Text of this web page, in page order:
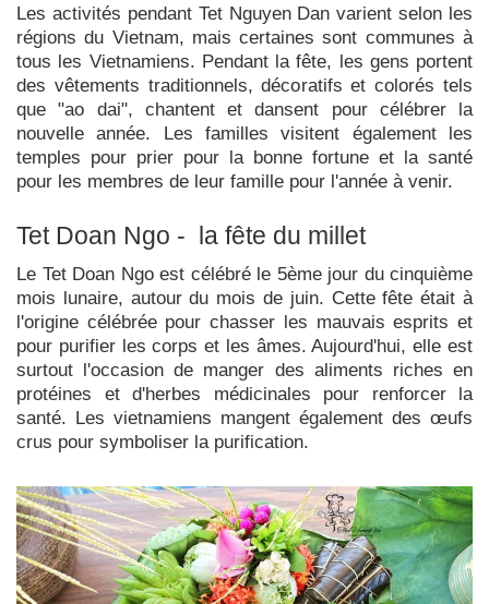
Les activités pendant Tet Nguyen Dan varient selon les
régions du Vietnam, mais certaines sont communes à
tous les Vietnamiens. Pendant la fête, les gens portent
des vêtements traditionnels, décoratifs et colorés tels
que "ao dai", chantent et dansent pour célébrer la
nouvelle année. Les familles visitent également les
temples pour prier pour la bonne fortune et la santé
pour les membres de leur famille pour l'année à venir.
Tet Doan Ngo - la fête du millet
Le Tet Doan Ngo est célébré le 5ème jour du cinquième
mois lunaire, autour du mois de juin. Cette fête était à
l'origine célébrée pour chasser les mauvais esprits et
pour purifier les corps et les âmes. Aujourd'hui, elle est
surtout l'occasion de manger des aliments riches en
protéines et d'herbes médicinales pour renforcer la
santé. Les vietnamiens mangent également des œufs
crus pour symboliser la purification.